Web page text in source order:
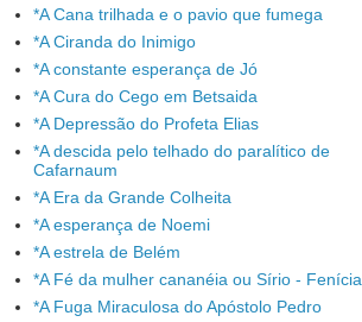
*A Cana trilhada e o pavio que fumega
*A Ciranda do Inimigo
*A constante esperança de Jó
*A Cura do Cego em Betsaida
*A Depressão do Profeta Elias
*A descida pelo telhado do paralítico de
Cafarnaum
*A Era da Grande Colheita
*A esperança de Noemi
*A estrela de Belém
*A Fé da mulher cananéia ou Sírio - Fenícia
*A Fuga Miraculosa do Apóstolo Pedro